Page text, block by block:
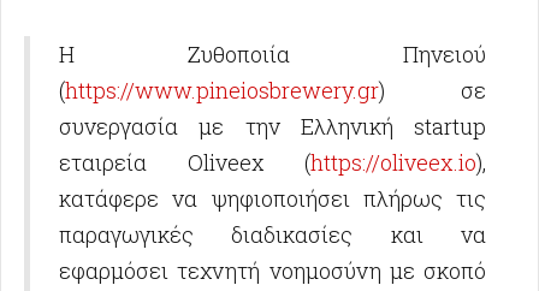
Η Ζυθοποιία Πηνειού
(https://www.pineiosbrewery.gr) σε
συνεργασία με την Ελληνική startup
εταιρεία Oliveex (https://oliveex.io),
κατάφερε να ψηφιοποιήσει πλήρως τις
παραγωγικές διαδικασίες και να
εφαρμόσει τεχνητή νοημοσύνη με σκοπό